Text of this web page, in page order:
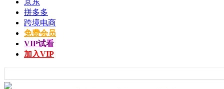
拼多多
跨境电商
免费会员
VIP试看
加入VIP